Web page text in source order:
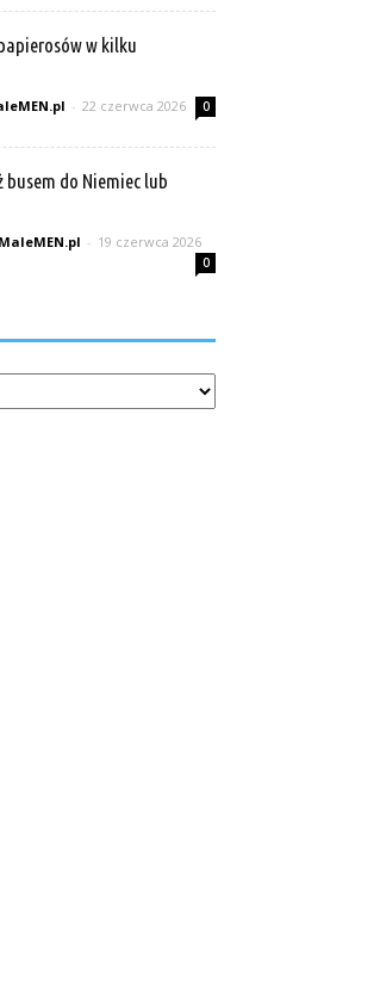
w kilku
- 22 czerwca 2026 0
do Niemiec lub
- 19 czerwca 2026
0